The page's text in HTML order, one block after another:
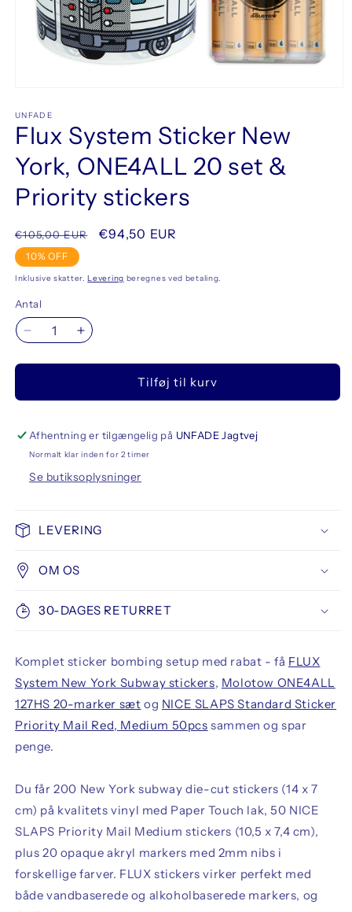
1
i
modus
UNFADE
Flux System Sticker New
York, ONE4ALL 20 set &
Priority stickers
Normalpris
€105,00 EUR Udsalgspris
€94,50 EUR
10% OFF
Inklusive skatter.Levering beregnes ved betaling.
Antal
Reducer
System
New
York,
ONE4ALL
20
Priority
Øg
System
New
York,
ONE4ALL
20
Priority
Tilføj til kurv
Afhentning er tilgængelig på UNFADE Jagtvej
Normalt klar inden for 2 timer
Se butiksoplysninger
LEVERING
OM OS
30-DAGES RETURRET
Komplet sticker bombing setup med rabat - få FLUX
System New York Subway stickers, Molotow ONE4ALL
127HS 20-marker sæt og NICE SLAPS Standard Sticker
Priority Mail Red, Medium 50pcs sammen og spar
penge.
Du får 200 New York subway die-cut stickers (14 x 7
cm) på kvalitets vinyl med Paper Touch lak, 50 NICE
SLAPS Priority Mail Medium stickers (10,5 x 7,4 cm),
plus 20 opaque akryl markers med 2mm nibs i
forskellige farver. FLUX stickers virker perfekt med
både vandbaserede og alkoholbaserede markers, og